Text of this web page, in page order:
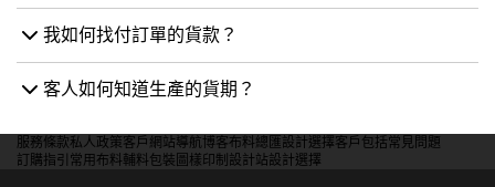
我如何找付訂單的貨款？
客人如何知道生產的貨期？
服務條款私人政策客戶 網站導航博客布料總匯設計選擇客戶包括常見問題
訂購指引 常用布料輔料包裝 圖樣印制 設計站設計選擇